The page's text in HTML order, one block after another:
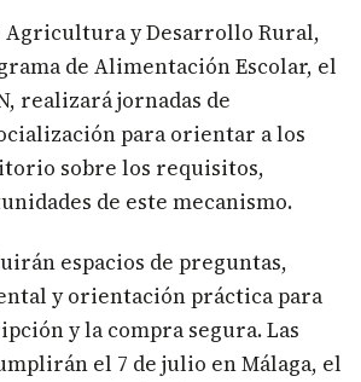
Agricultura y Desarrollo Rural,
de Alimentación Escolar, el
realizará jornadas de
para orientar a los
sobre los requisitos,
de este mecanismo.
espacios de preguntas,
y orientación práctica para
y la compra segura. Las
el 7 de julio en Málaga, el